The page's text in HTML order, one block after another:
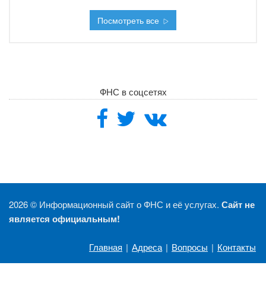
Посмотреть все
ФНС в соцсетях
2026 © Информационный сайт о ФНС и её услугах. Сайт не
является официальным!
Главная | Адреса | Вопросы | Контакты